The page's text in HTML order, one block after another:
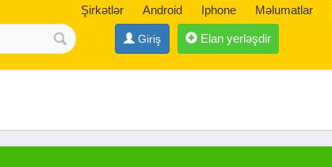
Şirkətlər Android Iphone Məlumatlar
Giriş Elan yerləşdir